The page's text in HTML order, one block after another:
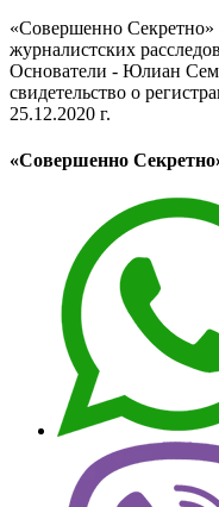
«Совершенно
журналистских
Основатели - Юлиан
свидетельство о
25.12.2020 г.
«Совершенно